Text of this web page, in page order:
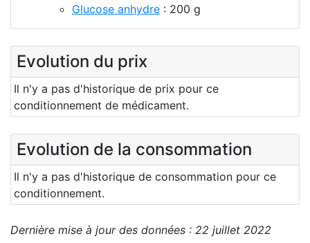
Glucose anhydre : 200 g
Evolution du prix
Il n'y a pas d'historique de prix pour ce
conditionnement de médicament.
Evolution de la consommation
Il n'y a pas d'historique de consommation pour ce
conditionnement.
Dernière mise à jour des données : 22 juillet 2022